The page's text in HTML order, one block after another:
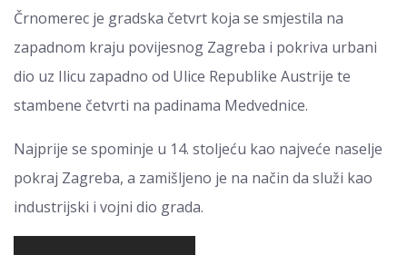
Črnomerec je gradska četvrt koja se smjestila na
zapadnom kraju povijesnog Zagreba i pokriva urbani
dio uz Ilicu zapadno od Ulice Republike Austrije te
stambene četvrti na padinama Medvednice.
Najprije se spominje u 14. stoljeću kao najveće naselje
pokraj Zagreba, a zamišljeno je na način da služi kao
industrijski i vojni dio grada.